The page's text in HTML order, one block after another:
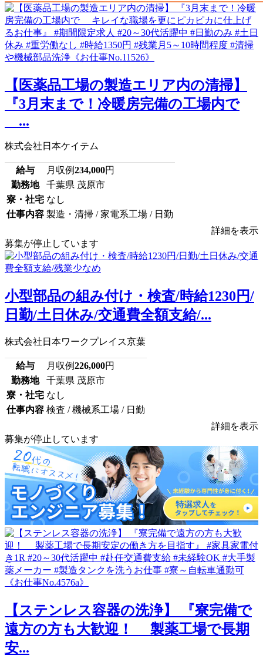
【医薬品工場の製造エリア内の清掃】
『3月末まで！冷暖房完備の工場内で
...
株式会社日本ケイテム
給与 月収例234,000円
勤務地
千葉県 茂原市
寮・社宅 なし
仕事内容 製造・清掃 / 家電系工場 / 日勤
詳細を表示
募集が停止しています
小型部品の組み付け・検査/時給1230円/
日勤/土日休み/交通費全額支給/...
株式会社日本ワークプレイス京葉
給与 月収例226,000円
勤務地
千葉県 茂原市
寮・社宅 なし
仕事内容 検査 / 機械系工場 / 日勤
詳細を表示
募集が停止しています
【ステンレス容器の洗浄】 『寮完備で
遠方の方も大歓迎！ 製薬工場で長期
安...